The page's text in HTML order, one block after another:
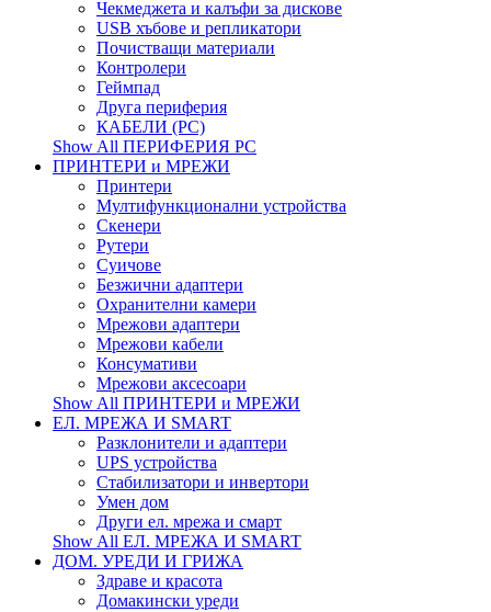
Чекмеджета и калъфи за дискове
USB хъбове и репликатори
Почистващи материали
Контролери
Геймпад
Друга периферия
КАБЕЛИ (PC)
Show All ПЕРИФЕРИЯ PC
ПРИНТЕРИ и МРЕЖИ
Принтери
Мултифункционални устройства
Скенери
Рутери
Суичове
Безжични адаптери
Охранителни камери
Мрежови адаптери
Мрежови кабели
Консумативи
Мрежови аксесоари
Show All ПРИНТЕРИ и МРЕЖИ
ЕЛ. МРЕЖА И SMART
Разклонители и адаптери
UPS устройства
Стабилизатори и инвертори
Умен дом
Други ел. мрежа и смарт
Show All ЕЛ. МРЕЖА И SMART
ДОМ. УРЕДИ И ГРИЖА
Здраве и красота
Домакински уреди